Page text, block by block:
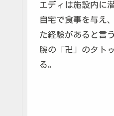
エディは施設内に
自宅で食事を与え
た経験があると言う
腕の「卍」のタト
る。